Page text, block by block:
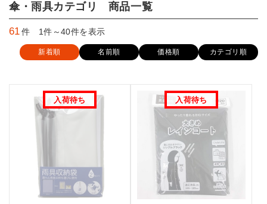
傘・雨具カテゴリ 商品一覧
61件 1件～40件を表示
新着順 名前順 価格順 カテゴリ順